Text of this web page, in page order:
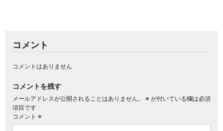
コメント
コメントはありません
コメントを残す
メールアドレスが公開されることはありません。 ※ が付いている欄は必須
項目です
コメント ※